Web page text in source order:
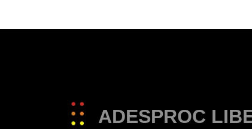
ADESPROC